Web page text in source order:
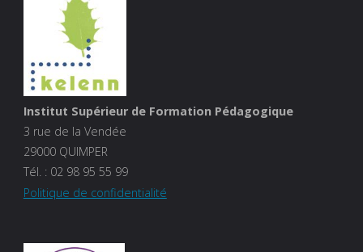
Institut Supérieur de Formation Pédagogique
3 rue de la Vendée
29000 QUIMPER
Tél. : 02 98 95 55 99
Politique de confidentialité